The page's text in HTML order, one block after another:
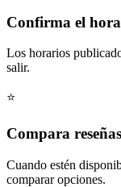
Confirma el
Los horarios
salir.
⭐
Compara reseñas
Cuando estén
comparar opciones.